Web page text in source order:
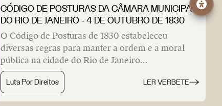
CÓDIGO DE POSTURAS DA CÂMARA MUNICIPAL
DO RIO DE JANEIRO - 4 DE OUTUBRO DE 1830
O Código de Posturas de 1830 estabeleceu
diversas regras para manter a ordem e a moral
pública na cidade do Rio de Janeiro...
Luta Por Direitos LER VERBETE